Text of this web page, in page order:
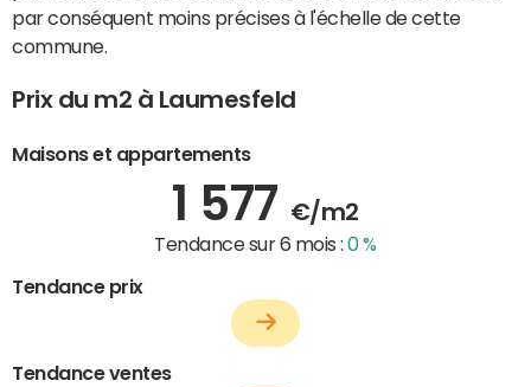
par conséquent moins précises à l'échelle de cette
commune.
Prix du m2 à Laumesfeld
Maisons et appartements
1 577 €/m2
Tendance sur 6 mois :0 %
Tendance prix
Tendance ventes